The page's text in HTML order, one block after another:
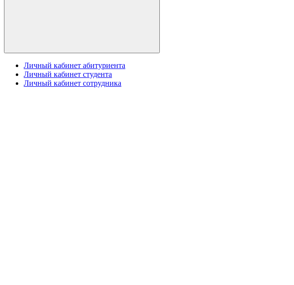
Личный кабинет абитуриента
Личный кабинет студента
Личный кабинет сотрудника